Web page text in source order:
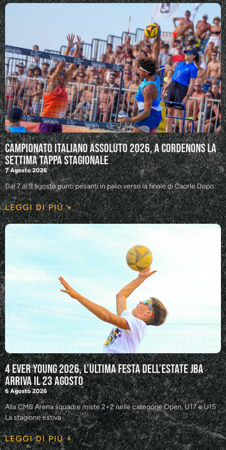
Campionato Italiano Assoluto 2026, a Cordenons la
settima tappa stagionale
7 Agosto 2026
Dal 7 al 9 agosto punti pesanti in palio verso la finale di Caorle Dopo
LEGGI DI PIÙ +
4 Ever Young 2026, l’ultima festa dell’estate JBA
arriva il 23 agosto
6 Agosto 2026
Alla CMB Arena squadre miste 2+2 nelle categorie Open, U17 e U15
La stagione estiva
LEGGI DI PIÙ +